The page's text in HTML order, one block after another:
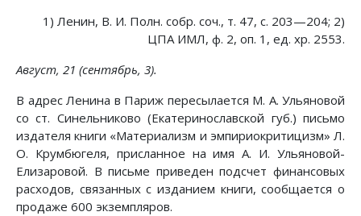
1) Ленин, В. И. Полн. собр. соч., т. 47, с. 203—204; 2)
ЦПА ИМЛ, ф. 2, оп. 1, ед. хр. 2553.
Август, 21 (сентябрь, 3).
В адрес Ленина в Париж пересылается М. А. Ульяновой
со ст. Синельниково (Екатеринославской губ.) письмо
издателя книги «Материализм и эмпириокритицизм» Л.
О. Крумбюгеля, присланное на имя А. И. Ульяновой-
Елизаровой. В письме приведен подсчет финансовых
расходов, связанных с изданием книги, сообщается о
продаже 600 экземпляров.